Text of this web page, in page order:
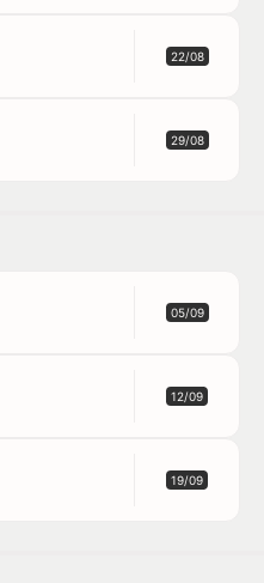
22/08
29/08
05/09
12/09
19/09